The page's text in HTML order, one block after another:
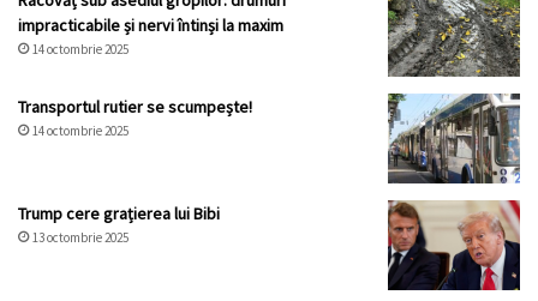
impracticabile și nervi întinși la maxim
14 octombrie 2025
Transportul rutier se scumpește!
14 octombrie 2025
Trump cere grațierea lui Bibi
13 octombrie 2025